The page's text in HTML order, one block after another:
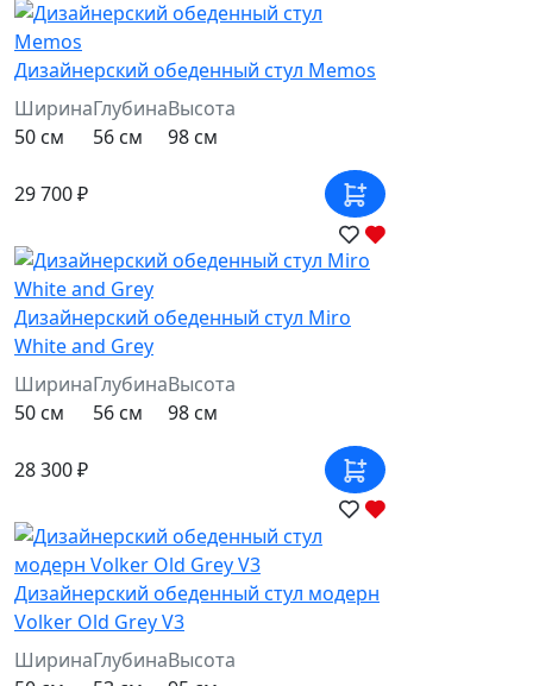
Дизайнерский обеденный стул Memos
Ширина
50 см
Глубина
56 см
Высота
98 см
29 700 ₽
Дизайнерский обеденный стул Miro
White and Grey
Ширина
50 см
Глубина
56 см
Высота
98 см
28 300 ₽
Дизайнерский обеденный стул модерн
Volker Old Grey V3
ШиринаГлубинаВысота